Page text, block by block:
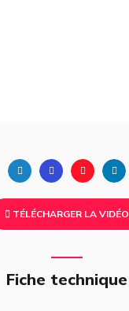
TÉLÉCHARGER LA VIDÉO
Fiche technique